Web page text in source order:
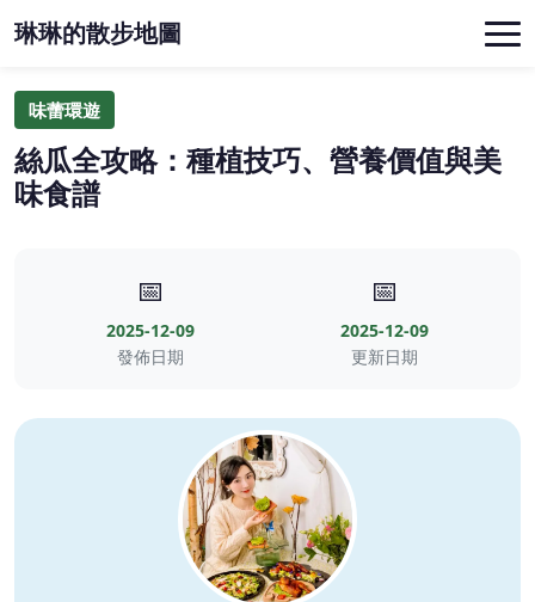
琳琳的散步地圖
味蕾環遊
絲瓜全攻略：種植技巧、營養價值與美
味食譜
📅
2025-12-09
發佈日期
📅
2025-12-09
更新日期